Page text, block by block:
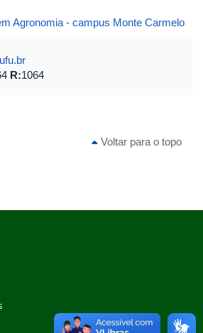
Agronomia - campus Monte Carmelo
R:1064
Voltar para o topo